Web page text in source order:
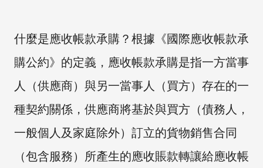
什麼是應收帳款承購？根據《國際應收帳款承
購公約》的定義，應收帳款承購是指一方當事
人（供應商）與另一當事人（買方）存在的一
種契約關係，供應商將基於與買方（債務人，
一般個人及家庭除外）訂立的貨物銷售合同
（包含服務）所產生的應收賬款轉讓給應收帳